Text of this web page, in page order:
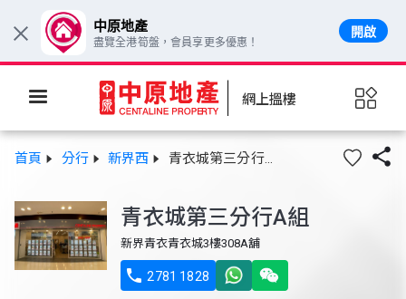
網上搵樓
首頁 分行 新界西 青衣城第三分行A組 
青衣城第三分行A組
新界青衣青衣城3樓308A舖
 2781 1828
× 中原地產
盡覽全港筍盤，會員享更多優惠！
開啟